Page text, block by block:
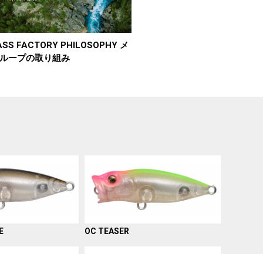
FACTORY PHILOSOPHY メ
ープの取り組み
OC TEASER